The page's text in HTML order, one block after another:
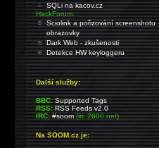
SQLi na kacov.cz
HackForum:
Sciolink a pořizování screenshotu
obrazovky
Dark Web - zkušenosti
Detekce HW keyloggeru
Další služby:
BBC: Supported Tags
RSS: RSS Feeds v2.0
IRC: #soom(irc.2600.net)
Na SOOM.cz je: